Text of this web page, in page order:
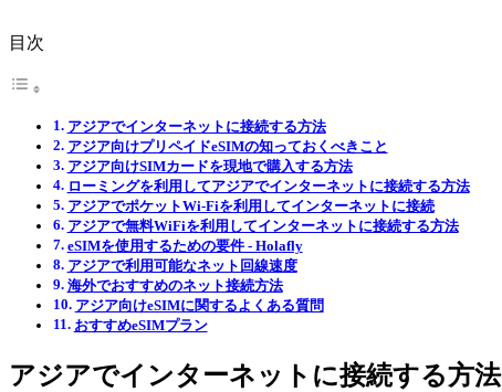
目次
アジアでインターネットに接続する方法
アジア向けプリペイドeSIMの知っておくべきこと
アジア向けSIMカードを現地で購入する方法
ローミングを利用してアジアでインターネットに接続する方法
アジアでポケットWi-Fiを利用してインターネットに接続
アジアで無料WiFiを利用してインターネットに接続する方法
eSIMを使用するための要件 ‐ Holafly
アジアで利用可能なネット回線速度
海外でおすすめのネット接続方法
アジア向けeSIMに関するよくある質問
おすすめeSIMプラン
アジアでインターネットに接続する方法